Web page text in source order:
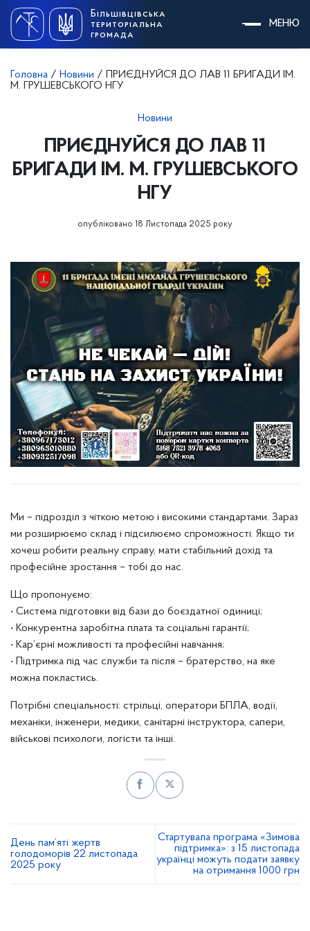
content
Більшівцівська
територіальна
громада
МЕНЮ
Головна / Новини /
ПРИЄДНУЙСЯ ДО ЛАВ 11 БРИГАДИ ІМ.
М. ГРУШЕВСЬКОГО НГУ
Новини
ПРИЄДНУЙСЯ ДО ЛАВ 11
БРИГАДИ ІМ. М. ГРУШЕВСЬКОГО
НГУ
опубліковано 18 Листопада 2025 року
Ми – підрозділ з чіткою метою і високими стандартами. Зараз
ми розширюємо склад і підсилюємо спроможності. Якщо ти
хочеш робити реальну справу, мати стабільний дохід та
професійне зростання – тобі до нас.
Що пропонуємо:
• Система підготовки від бази до боєздатної одиниці;
• Конкурентна заробітна плата та соціальні гарантії;
• Кар’єрні можливості та професійні навчання;
• Підтримка під час служби та після – братерство, на яке
можна покластись.
Потрібні спеціальності: стрільці, оператори БПЛА, водії,
механіки, інженери, медики, санітарні інструктора, сапери,
військові психологи, логісти та інші.
День пам’яті жертв
голодоморів 22 листопада
2025 року
Стартувала програма «Зимова
підтримка»: з 15 листопада
українці можуть подати заявку
на отримання 1000 грн